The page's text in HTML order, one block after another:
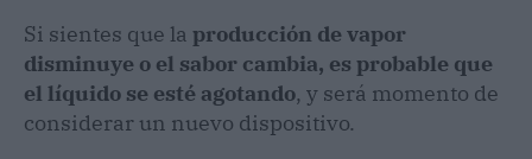
Si sientes que la producción de vapor
disminuye o el sabor cambia, es probable que
el líquido se esté agotando, y será momento de
considerar un nuevo dispositivo.